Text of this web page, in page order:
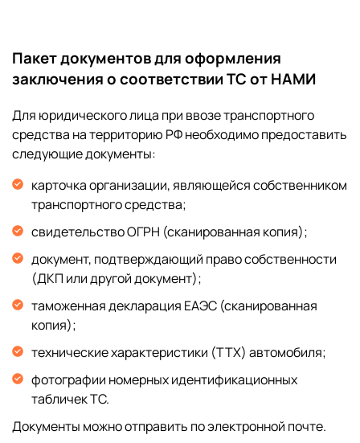
Пакет документов для оформления
заключения о соответствии ТС от НАМИ
Для юридического лица при ввозе транспортного
средства на территорию РФ необходимо предоставить
следующие документы:
карточка организации, являющейся собственником
транспортного средства;
свидетельство ОГРН (сканированная копия);
документ, подтверждающий право собственности
(ДКП или другой документ);
таможенная декларация ЕАЭС (сканированная
копия);
технические характеристики (ТТХ) автомобиля;
фотографии номерных идентификационных
табличек ТС.
Документы можно отправить по электронной почте.